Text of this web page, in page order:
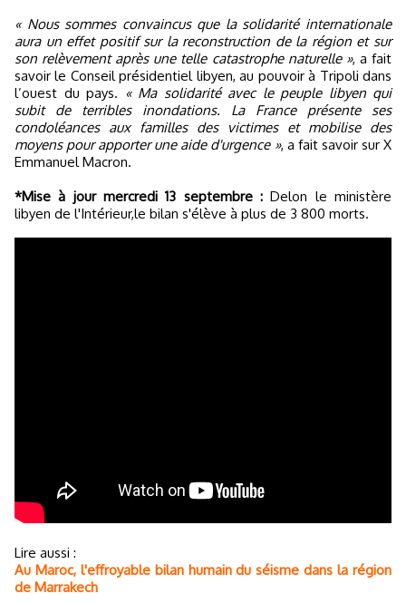
« Nous sommes convaincus que la solidarité internationale
aura un effet positif sur la reconstruction de la région et sur
son relèvement après une telle catastrophe naturelle », a fait
savoir le Conseil présidentiel libyen, au pouvoir à Tripoli dans
l’ouest du pays. « Ma solidarité avec le peuple libyen qui
subit de terribles inondations. La France présente ses
condoléances aux familles des victimes et mobilise des
moyens pour apporter une aide d'urgence », a fait savoir sur X
Emmanuel Macron.
*Mise à jour mercredi 13 septembre : Delon le ministère
libyen de l'Intérieur,le bilan s'élève à plus de 3 800 morts.
Lire aussi :
Au Maroc, l'effroyable bilan humain du séisme dans la région
de Marrakech